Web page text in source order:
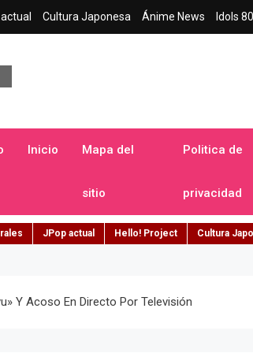
Cultura Japonesa Ánime News Idols
Inicio Mapa del
sitio
Politica de
privacidad
JPop actual Hello! Project Cultura
Y Acoso En Directo Por Televisión